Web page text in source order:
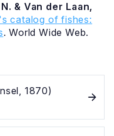
& Van der Laan,
catalog of fishes:
. World Wide Web.
1870)